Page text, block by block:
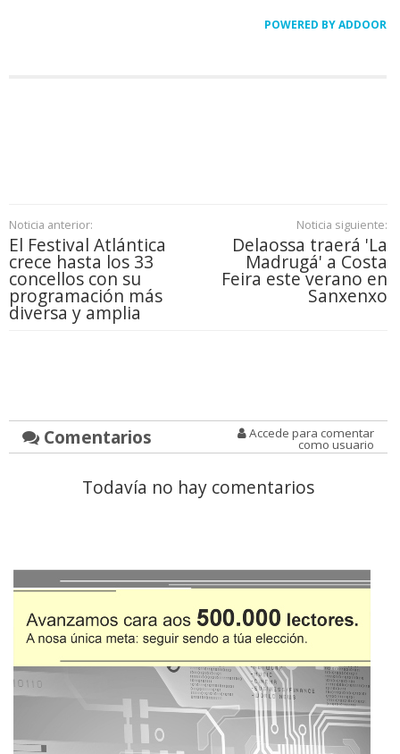
POWERED BY ADDOOR
Noticia anterior:
El Festival Atlántica
crece hasta los 33
concellos con su
programación más
diversa y amplia
Noticia siguiente:
Delaossa traerá 'La
Madrugá' a Costa
Feira este verano en
Sanxenxo
Comentarios Accede para comentar
como usuario
Todavía no hay comentarios